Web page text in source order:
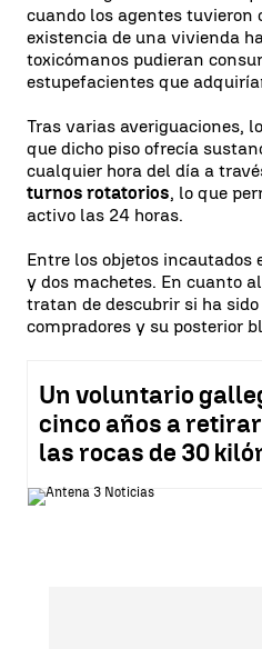
cuando los agentes tuvieron
existencia de una vivienda
toxicómanos pudieran
estupefacientes que
Tras varias averiguaciones,
que dicho piso ofrecía
cualquier hora del día a
turnos rotatorios, lo que
activo las 24 horas.
Entre los objetos incautados
y dos machetes. En cuanto
tratan de descubrir si ha
compradores y su posterior
Un voluntario
cinco años a
las rocas de 30